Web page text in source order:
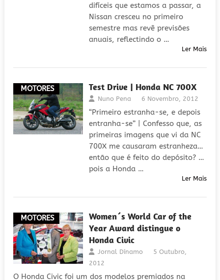
difíceis que estamos a passar, a
Nissan cresceu no primeiro
semestre mas revê previsões
anuais, reflectindo o …
Ler Mais
MOTORES Test Drive | Honda NC 700X
Nuno Pena 6 Novembro, 2012
“Primeiro estranha-se, e depois
entranha-se” | Confesso que, as
primeiras imagens que vi da NC
700X me causaram estranheza…
então que é feito do depósito? …
pois a Honda …
Ler Mais
MOTORES
Women´s World Car of the
Year Award distingue o
Honda Civic
Jornal Dínamo
5 Outubro,
2012
O Honda Civic foi um dos modelos premiados na